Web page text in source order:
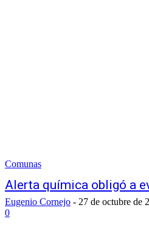
Comunas
Alerta química obligó a
Eugenio Cornejo - 27 de octubre de
0